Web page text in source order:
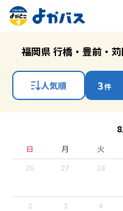
福岡県 行橋・豊前・
人気順 3件
日 月 火
26
27 28
2 3 4